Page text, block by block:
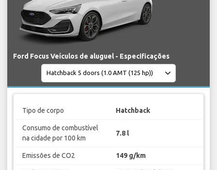
Ford Focus Veículos de aluguel - Especificações
Tipo de corpo Hatchback
Consumo de combustível
na cidade por 100 km
7.8 l
Emissões de CO2 149 g/km